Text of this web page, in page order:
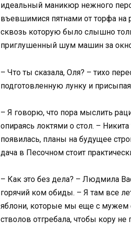
идеальный маникюр нежного
въевшимися пятнами от торфа на
сквозь которую было слышно
приглушенный шум машин за
– Что ты сказала, Оля? – тихо
подготовленную лунку и
– Я говорю, что пора мыслить
опираясь локтями о стол. –
появилась, планы на будущее
дача в Песочном стоит
– Как это без дела? – Людмила
горячий ком обиды. – Я там все
яблони, которые мы еще с мужем
стволов отгребала, чтобы кору не